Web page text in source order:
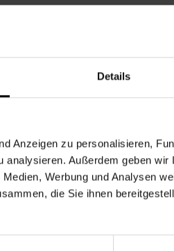
Details
Anzeigen zu personalisieren,
analysieren. Außerdem geben
Werbung und Analysen
die Sie ihnen
09.07.2026,9.00 - 10.00